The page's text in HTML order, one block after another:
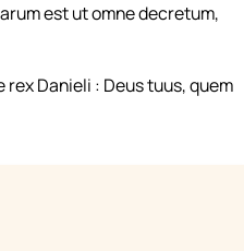
est ut omne decretum,
Danieli : Deus tuus, quem